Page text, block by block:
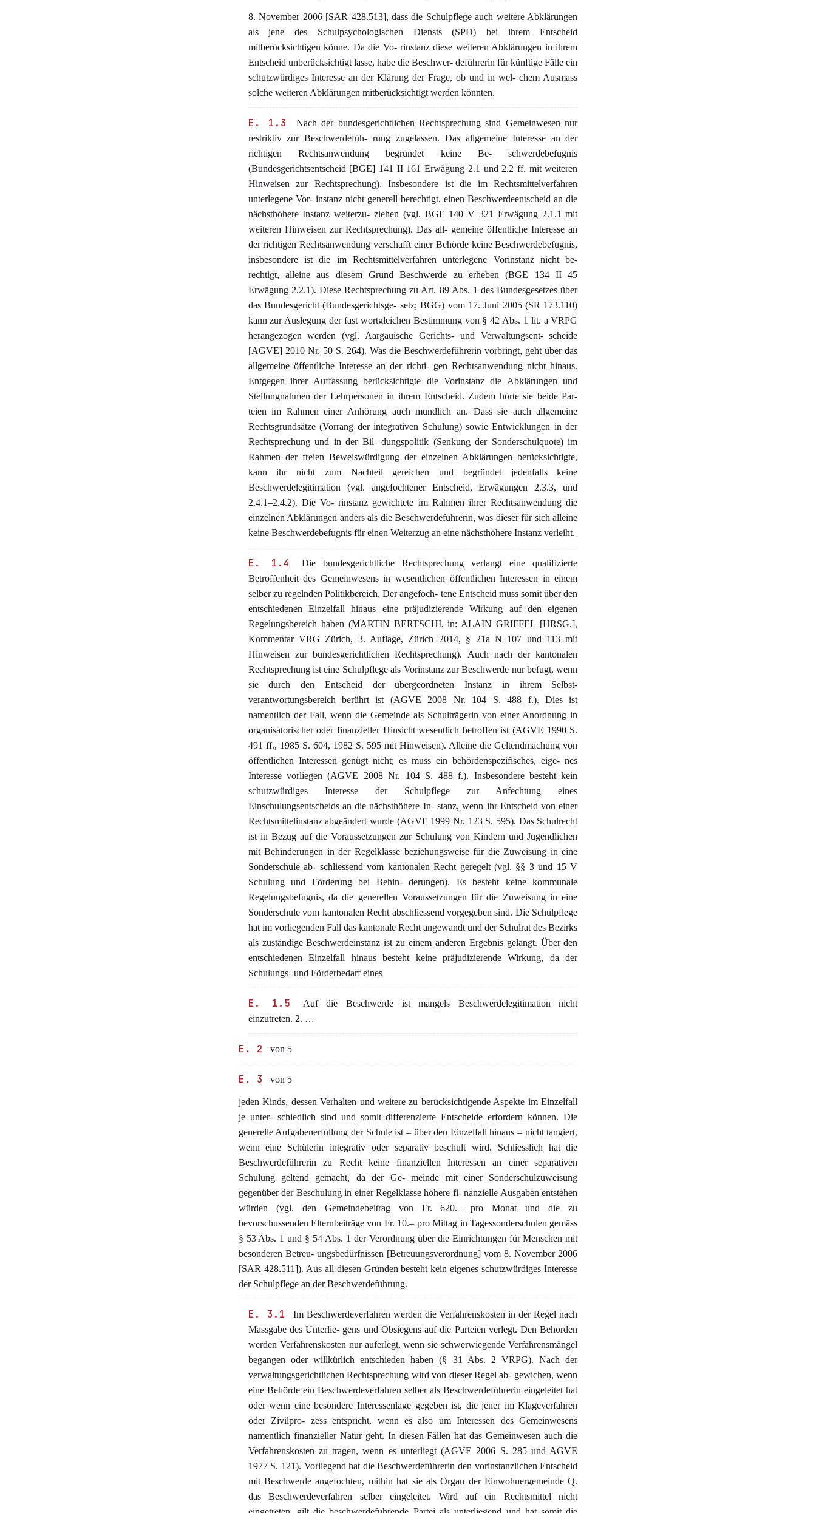
8. November 2006 [SAR 428.513], dass die Schulpflege auch weitere Abklärungen
als jene des Schulpsychologischen Diensts (SPD) bei ihrem Entscheid
mitberücksichtigen könne. Da die Vo- rinstanz diese weiteren Abklärungen in ihrem
Entscheid unberücksichtigt lasse, habe die Beschwer- deführerin für künftige Fälle ein
schutzwürdiges Interesse an der Klärung der Frage, ob und in wel- chem Ausmass
solche weiteren Abklärungen mitberücksichtigt werden könnten.
E. 1.3
Nach der bundesgerichtlichen Rechtsprechung sind Gemeinwesen nur
restriktiv zur Beschwerdefüh- rung zugelassen. Das allgemeine Interesse an der
richtigen Rechtsanwendung begründet keine Be- schwerdebefugnis
(Bundesgerichtsentscheid [BGE] 141 II 161 Erwägung 2.1 und 2.2 ff. mit weiteren
Hinweisen zur Rechtsprechung). Insbesondere ist die im Rechtsmittelverfahren
unterlegene Vor- instanz nicht generell berechtigt, einen Beschwerdeentscheid an die
nächsthöhere Instanz weiterzu- ziehen (vgl. BGE 140 V 321 Erwägung 2.1.1 mit
weiteren Hinweisen zur Rechtsprechung). Das all- gemeine öffentliche Interesse an
der richtigen Rechtsanwendung verschafft einer Behörde keine Beschwerdebefugnis,
insbesondere ist die im Rechtsmittelverfahren unterlegene Vorinstanz nicht be-
rechtigt, alleine aus diesem Grund Beschwerde zu erheben (BGE 134 II 45
Erwägung 2.2.1). Diese Rechtsprechung zu Art. 89 Abs. 1 des Bundesgesetzes über
das Bundesgericht (Bundesgerichtsge- setz; BGG) vom 17. Juni 2005 (SR 173.110)
kann zur Auslegung der fast wortgleichen Bestimmung von § 42 Abs. 1 lit. a VRPG
herangezogen werden (vgl. Aargauische Gerichts- und Verwaltungsent- scheide
[AGVE] 2010 Nr. 50 S. 264). Was die Beschwerdeführerin vorbringt, geht über das
allgemeine öffentliche Interesse an der richti- gen Rechtsanwendung nicht hinaus.
Entgegen ihrer Auffassung berücksichtigte die Vorinstanz die Abklärungen und
Stellungnahmen der Lehrpersonen in ihrem Entscheid. Zudem hörte sie beide Par-
teien im Rahmen einer Anhörung auch mündlich an. Dass sie auch allgemeine
Rechtsgrundsätze (Vorrang der integrativen Schulung) sowie Entwicklungen in der
Rechtsprechung und in der Bil- dungspolitik (Senkung der Sonderschulquote) im
Rahmen der freien Beweiswürdigung der einzelnen Abklärungen berücksichtigte,
kann ihr nicht zum Nachteil gereichen und begründet jedenfalls keine
Beschwerdelegitimation (vgl. angefochtener Entscheid, Erwägungen 2.3.3, und
2.4.1–2.4.2). Die Vo- rinstanz gewichtete im Rahmen ihrer Rechtsanwendung die
einzelnen Abklärungen anders als die Beschwerdeführerin, was dieser für sich alleine
keine Beschwerdebefugnis für einen Weiterzug an eine nächsthöhere Instanz verleiht.
E. 1.4
Die bundesgerichtliche Rechtsprechung verlangt eine qualifizierte
Betroffenheit des Gemeinwesens in wesentlichen öffentlichen Interessen in einem
selber zu regelnden Politikbereich. Der angefoch- tene Entscheid muss somit über den
entschiedenen Einzelfall hinaus eine präjudizierende Wirkung auf den eigenen
Regelungsbereich haben (MARTIN BERTSCHI, in: ALAIN GRIFFEL [HRSG.],
Kommentar VRG Zürich, 3. Auflage, Zürich 2014, § 21a N 107 und 113 mit
Hinweisen zur bundesgerichtlichen Rechtsprechung). Auch nach der kantonalen
Rechtsprechung ist eine Schulpflege als Vorinstanz zur Beschwerde nur befugt, wenn
sie durch den Entscheid der übergeordneten Instanz in ihrem Selbst-
verantwortungsbereich berührt ist (AGVE 2008 Nr. 104 S. 488 f.). Dies ist
namentlich der Fall, wenn die Gemeinde als Schulträgerin von einer Anordnung in
organisatorischer oder finanzieller Hinsicht wesentlich betroffen ist (AGVE 1990 S.
491 ff., 1985 S. 604, 1982 S. 595 mit Hinweisen). Alleine die Geltendmachung von
öffentlichen Interessen genügt nicht; es muss ein behördenspezifisches, eige- nes
Interesse vorliegen (AGVE 2008 Nr. 104 S. 488 f.). Insbesondere besteht kein
schutzwürdiges Interesse der Schulpflege zur Anfechtung eines
Einschulungsentscheids an die nächsthöhere In- stanz, wenn ihr Entscheid von einer
Rechtsmittelinstanz abgeändert wurde (AGVE 1999 Nr. 123 S. 595). Das Schulrecht
ist in Bezug auf die Voraussetzungen zur Schulung von Kindern und Jugendlichen
mit Behinderungen in der Regelklasse beziehungsweise für die Zuweisung in eine
Sonderschule ab- schliessend vom kantonalen Recht geregelt (vgl. §§ 3 und 15 V
Schulung und Förderung bei Behin- derungen). Es besteht keine kommunale
Regelungsbefugnis, da die generellen Voraussetzungen für die Zuweisung in eine
Sonderschule vom kantonalen Recht abschliessend vorgegeben sind. Die Schulpflege
hat im vorliegenden Fall das kantonale Recht angewandt und der Schulrat des Bezirks
als zuständige Beschwerdeinstanz ist zu einem anderen Ergebnis gelangt. Über den
entschiedenen Einzelfall hinaus besteht keine präjudizierende Wirkung, da der
Schulungs- und Förderbedarf eines
E. 1.5
Auf die Beschwerde ist mangels Beschwerdelegitimation nicht
einzutreten. 2. …
E. 2 von 5
E. 3 von 5
jeden Kinds, dessen Verhalten und weitere zu berücksichtigende Aspekte im Einzelfall
je unter- schiedlich sind und somit differenzierte Entscheide erfordern können. Die
generelle Aufgabenerfüllung der Schule ist – über den Einzelfall hinaus – nicht tangiert,
wenn eine Schülerin integrativ oder separativ beschult wird. Schliesslich hat die
Beschwerdeführerin zu Recht keine finanziellen Interessen an einer separativen
Schulung geltend gemacht, da der Ge- meinde mit einer Sonderschulzuweisung
gegenüber der Beschulung in einer Regelklasse höhere fi- nanzielle Ausgaben entstehen
würden (vgl. den Gemeindebeitrag von Fr. 620.– pro Monat und die zu
bevorschussenden Elternbeiträge von Fr. 10.– pro Mittag in Tagessonderschulen gemäss
§ 53 Abs. 1 und § 54 Abs. 1 der Verordnung über die Einrichtungen für Menschen mit
besonderen Betreu- ungsbedürfnissen [Betreuungsverordnung] vom 8. November 2006
[SAR 428.511]). Aus all diesen Gründen besteht kein eigenes schutzwürdiges Interesse
der Schulpflege an der Beschwerdeführung.
E. 3.1
Im Beschwerdeverfahren werden die Verfahrenskosten in der Regel nach
Massgabe des Unterlie- gens und Obsiegens auf die Parteien verlegt. Den Behörden
werden Verfahrenskosten nur auferlegt, wenn sie schwerwiegende Verfahrensmängel
begangen oder willkürlich entschieden haben (§ 31 Abs. 2 VRPG). Nach der
verwaltungsgerichtlichen Rechtsprechung wird von dieser Regel ab- gewichen, wenn
eine Behörde ein Beschwerdeverfahren selber als Beschwerdeführerin eingeleitet hat
oder wenn eine besondere Interessenlage gegeben ist, die jener im Klageverfahren
oder Zivilpro- zess entspricht, wenn es also um Interessen des Gemeinwesens
namentlich finanzieller Natur geht. In diesen Fällen hat das Gemeinwesen auch die
Verfahrenskosten zu tragen, wenn es unterliegt (AGVE 2006 S. 285 und AGVE
1977 S. 121). Vorliegend hat die Beschwerdeführerin den vorinstanzlichen Entscheid
mit Beschwerde angefochten, mithin hat sie als Organ der Einwohnergemeinde Q.
das Beschwerdeverfahren selber eingeleitet. Wird auf ein Rechtsmittel nicht